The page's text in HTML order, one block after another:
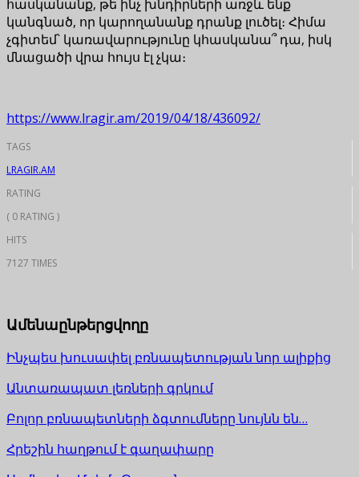
հասկանանք, թե ինչ խնդիրների առջև ենք
կանգնած, որ կարողանանք դրանք լուծել։ Հիմա
չգիտեմ՝ կառավարությունը կհասկանա՞ դա, իսկ
մնացածի վրա հույս էլ չկա։
https://www.lragir.am/2019/04/18/436092/
TAGS
LRAGIR.AM
RATING
( 0 RATING )
HITS
7127 TIMES
Ամենաընթերցվողը
Ինչպես խուսափել բռնապետության նոր ալիքից
Անտառապատ լեռների գրկում
Բոլոր բռնապետների ձգտումները նույնն են…
Հրեշին հաղթում է գաղափարը